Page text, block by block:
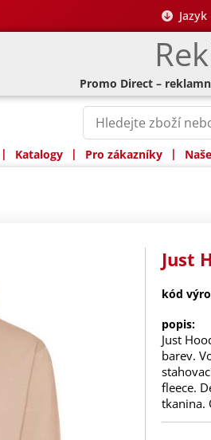
Jazyk
Promo Direct –
| Katalogy | Pro zákazníky |
Just
kód
popis:
Just
barev.
fleece.
tkanina.